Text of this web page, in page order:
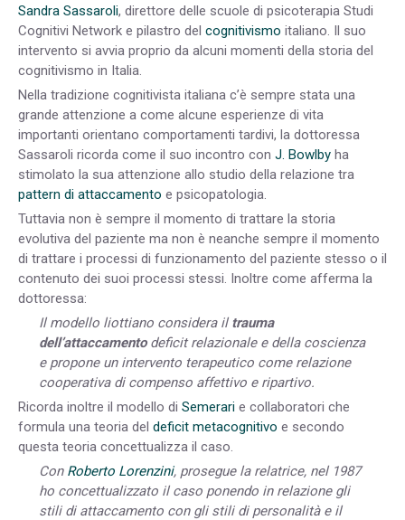
Sandra Sassaroli, direttore delle scuole di psicoterapia Studi
Cognitivi Network e pilastro del cognitivismo italiano. Il suo
intervento si avvia proprio da alcuni momenti della storia del
cognitivismo in Italia.
Nella tradizione cognitivista italiana c’è sempre stata una
grande attenzione a come alcune esperienze di vita
importanti orientano comportamenti tardivi, la dottoressa
Sassaroli ricorda come il suo incontro con J. Bowlby ha
stimolato la sua attenzione allo studio della relazione tra
pattern di attaccamento e psicopatologia.
Tuttavia non è sempre il momento di trattare la storia
evolutiva del paziente ma non è neanche sempre il momento
di trattare i processi di funzionamento del paziente stesso o il
contenuto dei suoi processi stessi. Inoltre come afferma la
dottoressa:
Il modello liottiano considera il trauma
dell’attaccamentodeficit relazionale e della coscienza
e propone un intervento terapeutico come relazione
cooperativa di compenso affettivo e ripartivo.
Ricorda inoltre il modello di Semerari e collaboratori che
formula una teoria del deficit metacognitivo e secondo
questa teoria concettualizza il caso.
Con Roberto Lorenzini, prosegue la relatrice, nel 1987
ho concettualizzato il caso ponendo in relazione gli
stili di attaccamento con gli stili di personalità e il